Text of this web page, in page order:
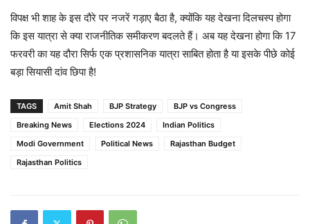
विपक्ष भी शाह के इस दौरे पर नजरें गड़ाए बैठा है, क्योंकि यह देखना दिलचस्प होगा
कि इस यात्रा से क्या राजनीतिक समीकरण बदलते हैं। अब यह देखना होगा कि 17
फरवरी का यह दौरा सिर्फ एक प्रशासनिक यात्रा साबित होता है या इसके पीछे कोई
बड़ा सियासी दांव छिपा है!
TAGS Amit Shah BJP Strategy
BJP vs Congress
Breaking News
Elections 2024
Indian Politics
Modi Government
Political News
Rajasthan Budget
Rajasthan Politics